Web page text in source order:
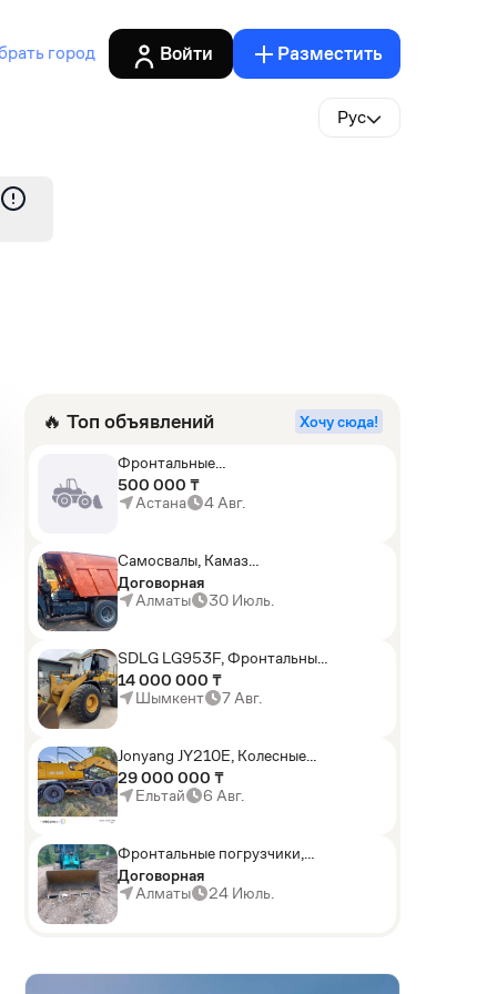
город Войти Разместить
Рус
🔥 Топ объявлений Хочу сюда!
Фронтальные
погрузчики,Экскаваторы-
погрузчики,Мини-
погрузчики,Горные
500 000 ₸
Астана
4 Авг.
Самосвалы, Камаз
АГП-29РТ (шасси
KАМАЗ-43114 6x6)
Договорная
Алматы
30 Июль.
SDLG LG953F, Фронтальные
погрузчики
14 000 000 ₸
Шымкент
7 Авг.
Jonyang JY210E, Колесные
экскаваторы
29 000 000 ₸
Ельтай
6 Авг.
Фронтальные погрузчики,
Sunward ZYJ 320
Договорная
Алматы
24 Июль.